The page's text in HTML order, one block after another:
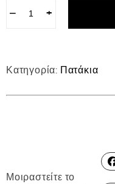
− +
Κατηγορία: Πατάκια
Μοιραστείτε το